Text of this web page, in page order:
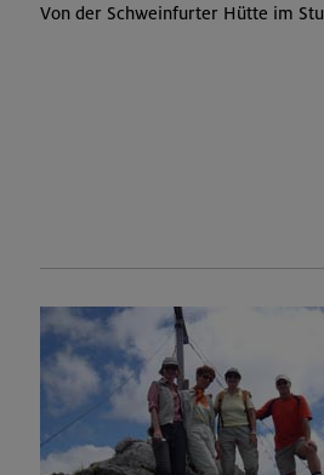
Von der Schweinfurter Hütte im